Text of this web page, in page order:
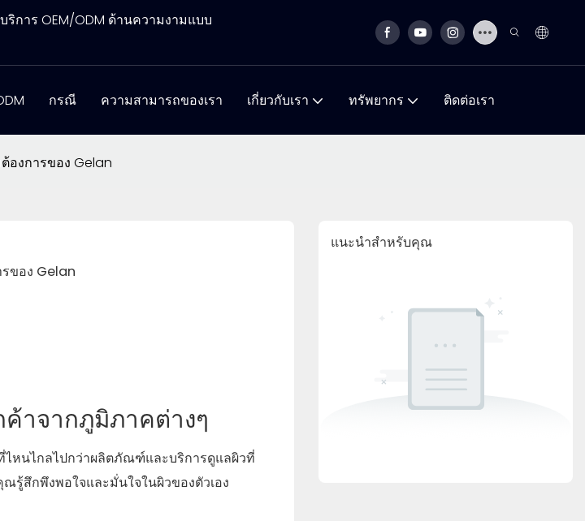
าร OEM/ODM ด้านความงามแบบ
กรณี ความสามารถของเรา เกี่ยวกับเรา ทรัพยากร ติดต่อเรา
งการของ Gelan
ของ Gelan
าจากภูมิภาคต่างๆ
หนไกลไปกว่าผลิตภัณฑ์และบริการดูแลผิวที่
รู้สึกพึงพอใจและมั่นใจในผิวของตัวเอง
แนะนำสำหรับคุณ